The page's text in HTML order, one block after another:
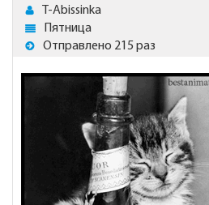
T-Abissinka
Пятница
Отправлено 215 раз